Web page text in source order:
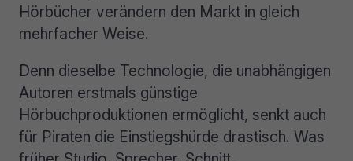
Hörbücher verändern den Markt in gleich
mehrfacher Weise.
Denn dieselbe Technologie, die unabhängigen
Autoren erstmals günstige
Hörbuchproduktionen ermöglicht, senkt auch
für Piraten die Einstiegshürde drastisch. Was